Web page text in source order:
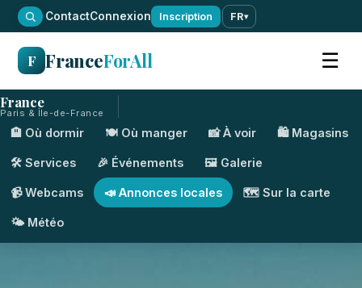
·ContactConnexion Inscription FR▾
F FranceForAll ☰
France
Paris & Île-de-France
🏨 Où dormir 🍽️ Où manger 📸 À voir 🛍️ Magasins
🛠️ Services 🎉 Événements 🖼️ Galerie
📹 Webcams 📣 Annonces locales 🗺️ Sur la carte
🌤️ Météo